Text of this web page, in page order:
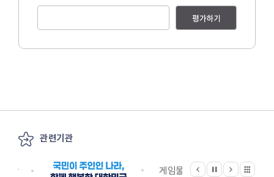
평가하기
관련기관
게임물관리위원회
이전
정지
다음 관련기관 전체보기